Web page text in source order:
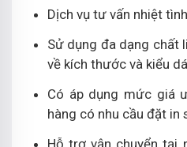
Dịch vụ tư vấn nhiệt
Sử dụng đa dạng chất
về kích thước và kiểu
Có áp dụng mức giá
hàng có nhu cầu đặt in
Hỗ trợ vận chuyển tại